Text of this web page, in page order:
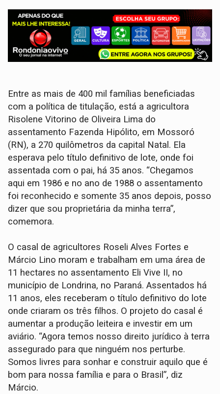
Entre as mais de 400 mil famílias beneficiadas
com a política de titulação, está a agricultora
Risolene Vitorino de Oliveira Lima do
assentamento Fazenda Hipólito, em Mossoró
(RN), a 270 quilômetros da capital Natal. Ela
esperava pelo título definitivo de lote, onde foi
assentada com o pai, há 35 anos. “Chegamos
aqui em 1986 e no ano de 1988 o assentamento
foi reconhecido e somente 35 anos depois, posso
dizer que sou proprietária da minha terra”,
comemora.
O casal de agricultores Roseli Alves Fortes e
Márcio Lino moram e trabalham em uma área de
11 hectares no assentamento Eli Vive II, no
município de Londrina, no Paraná. Assentados há
11 anos, eles receberam o título definitivo do lote
onde criaram os três filhos. O projeto do casal é
aumentar a produção leiteira e investir em um
aviário. “Agora temos nosso direito jurídico à terra
assegurado para que ninguém nos perturbe.
Somos livres para sonhar e construir aquilo que é
bom para nossa família e para o Brasil”, diz
Márcio.